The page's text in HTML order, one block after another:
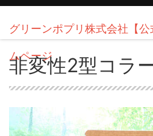
グリーンポプリ株式会社【公
ムページ
非変性2型コラ